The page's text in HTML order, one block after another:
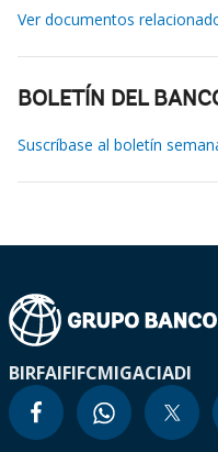
Ver documentos
BOLETÍN DEL
Suscríbase al boletín
BIRFAIFIFCMIGACIADI